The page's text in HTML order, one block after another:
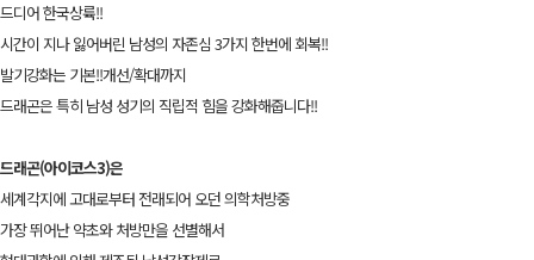
드디어 한국상륙!!
시간이 지나 잃어버린 남성의 자존심 3가지 한번에 회복!!
발기강화는 기본!!개선/확대까지
드래곤은 특히 남성 성기의 직립적 힘을 강화해줍니다!!
드래곤(아이코스3)은
세계각지에 고대로부터 전래되어 오던 의학처방중
가장 뛰어난 약초와 처방만을 선별해서